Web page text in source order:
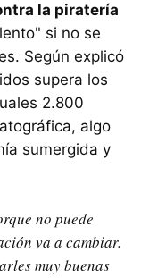
la piratería
si no se
Según explicó
supera los
2.800
algo
sumergida y
no puede
va a cambiar.
muy buenas